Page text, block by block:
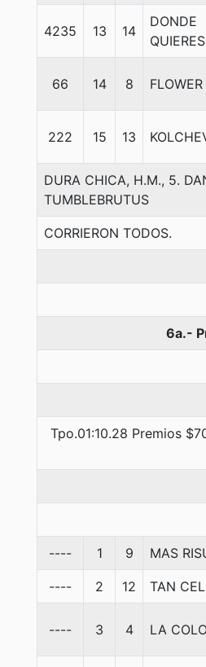
4235 13 14
DONDE
QUIERES
66 14 8
222 15 13
DURA CHICA, H.M., 5.
TUMBLEBRUTUS
CORRIERON TODOS.
6a.-
Tpo.01:10.28 Premios
---- 1 9 MAS
---- 2 12 TAN
---- 3 4 LA